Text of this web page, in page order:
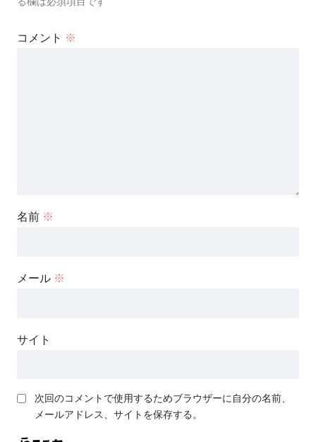
コメント ※
名前 ※
メール ※
サイト
次回のコメントで使用するためブラウザーに自分の名前、
メールアドレス、サイトを保存する。